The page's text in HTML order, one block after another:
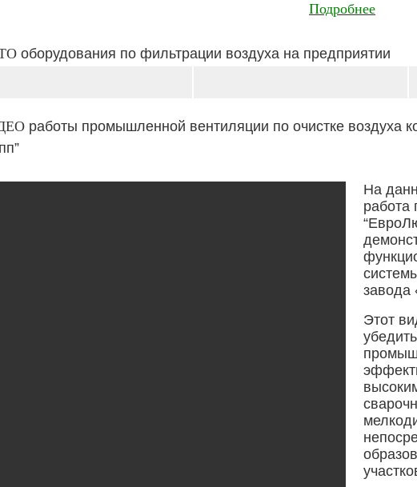
Подробнее
оборудования по фильтрации воздуха на предприятии
работы промышленной вентиляции по очистке воздуха
На
работа
завода
Этот